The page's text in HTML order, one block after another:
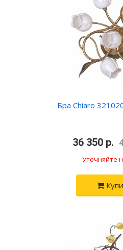
Бра Chiaro
36 350 р.
Уточняйте